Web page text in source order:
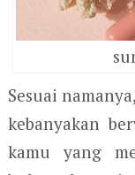
Sesuai
kebanyakan
kamu yang